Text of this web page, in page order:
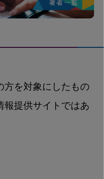
方を対象にしたもの
報提供サイトではあ